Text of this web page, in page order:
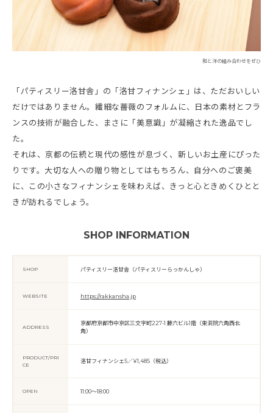
和と洋の組み合わせをぜひ
「パティスリー洛甘舎」の「洛甘フィナンシェ」は、ただおいしい
だけではありません。繊細な薔薇のフォルムに、日本の素材とフラ
ンスの技術が融合した、まさに「美意識」が凝縮された逸品でし
た。
それは、京都の伝統と現代の感性が息づく、新しいお土産にぴった
りです。大切な人への贈り物としてはもちろん、自分へのご褒美
に、この小さなフィナンシェを味わえば、きっと心ときめくひとと
きが訪れるでしょう。
SHOP INFORMATION
SHOP パティスリー洛甘舎（パティスリーらっかんしゃ）
WEBSITE https://rakkansha.jp
ADDRESS
京都府京都市中京区三文字町227-1 藤六ビル1階（東洞院六角西北
角）
PRODUCT/PRI
CE
洛甘フィナンシェ5／¥1,485（税込）
OPEN 11:00〜18:00